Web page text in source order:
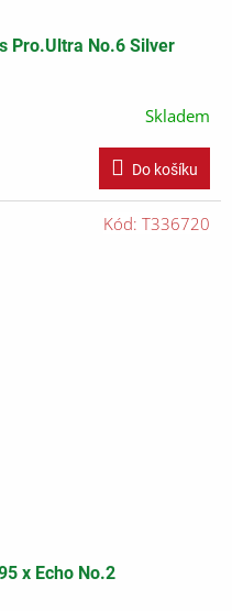
Pro.Ultra No.6 Silver
Skladem
Do košíku
x Echo No.2
Kód: T336720